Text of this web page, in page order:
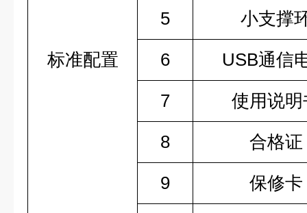
标准配置
5
小支撑
6
USB通信
7
使用说明
8
合格证
9
保修卡